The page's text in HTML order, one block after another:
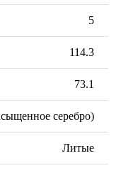
5
114.3
73.1
серебро)
Литые